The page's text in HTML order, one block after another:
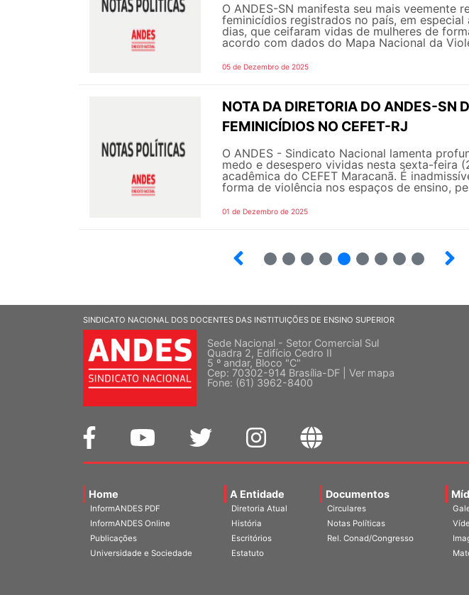
O ANDES-SN manifesta seu mais veemente
feminicídios registrados no país, em
dias, que ceifaram vidas de mulheres de
acordo com dados do Mapa Nacional da
05 de Dezembro de 2025
NOTA DA DIRETORIA DO ANDES-SN
FEMINICÍDIOS NO CEFET-RJ
O ANDES - Sindicato Nacional lamenta
medo e desespero vividas nesta sexta-feira
acadêmica do CEFET Maracanã. É
forma de violência nos espaços de ensino,
01 de Dezembro de 2025
SINDICATO NACIONAL DOS DOCENTES DAS INSTITUIÇÕES DE ENSINO SUPERIOR
Sede Nacional - Setor Comercial Sul
Quadra 2, Edifício Cedro II
5 º andar, Bloco "C"
Cep: 70302-914 Brasília-DF | Ver mapa
Fone: (61) 3962-8400
Home
InformANDES PDF
InformANDES Online
Publicações
Universidade e Sociedade
A Entidade
Diretoria Atual
História
Escritórios
Estatuto
Documentos
Circulares
Notas Políticas
Rel. Conad/Congresso